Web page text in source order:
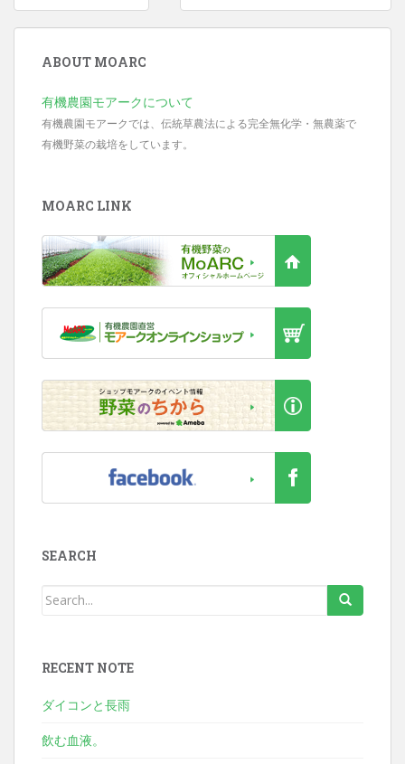
Post navigation
ABOUT MOARC
有機農園モアークについて
有機農園モアークでは、伝統草農法による完全無化学・無農薬で
有機野菜の栽培をしています。
MOARC LINK
SEARCH
RECENT NOTE
ダイコンと長雨
飲む血液。